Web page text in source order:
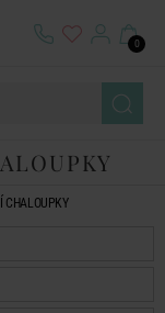
0
CHALOUPKY